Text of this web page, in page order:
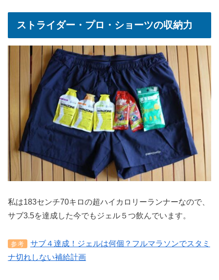
ストライダー・プロ・ショーツの収納力
私は183センチ70キロの超ハイカロリーランナーなので、
サブ3.5を達成した今でもジェル５つ飲んでいます。
参考
サブ４達成！ジェルは何個？フルマラソンでスタミ
ナ切れしない補給計画